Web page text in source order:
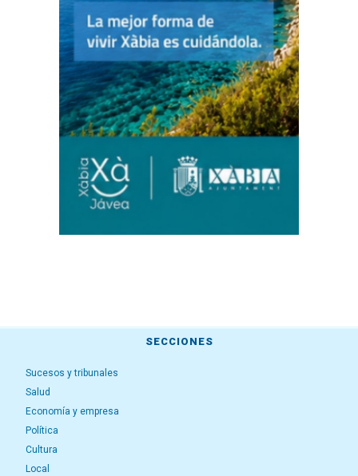
SECCIONES
Sucesos y tribunales
Salud
Economía y empresa
Política
Cultura
Local